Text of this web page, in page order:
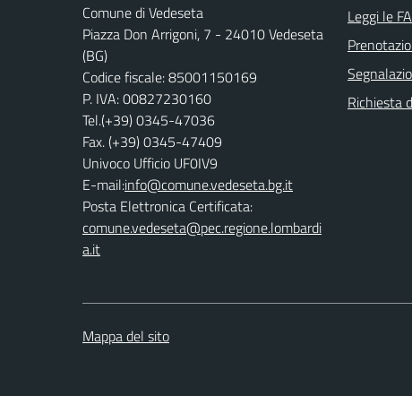
Comune di Vedeseta
Piazza Don Arrigoni, 7 - 24010 Vedeseta
(BG)
Codice fiscale: 85001150169
P. IVA: 00827230160
Tel.(+39) 0345-47036
Fax. (+39) 0345-47409
Univoco Ufficio UF0IV9
E-mail:info@comune.vedeseta.bg.it
Posta Elettronica Certificata:
comune.vedeseta@pec.regione.lombardi
a.it
Leggi le
Richiesta
Mappa del sito